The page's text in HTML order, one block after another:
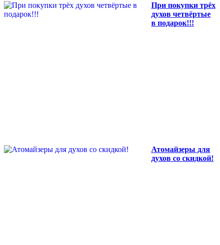
При покупки трёх
духов четвёртые
в подарок!!!
Атомайзеры для
духов со скидкой!